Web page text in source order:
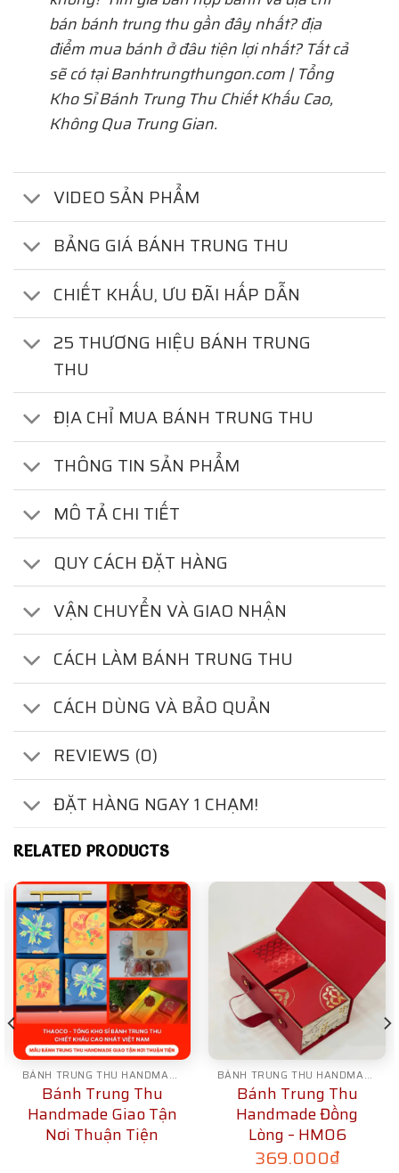
bán bánh trung thu gần đây nhất? địa
điểm mua bánh ở đâu tiện lợi nhất? Tất cả
sẽ có tại Banhtrungthungon.com | Tổng
Kho Sỉ Bánh Trung Thu Chiết Khấu Cao,
Không Qua Trung Gian.
VIDEO SẢN PHẨM
BẢNG GIÁ BÁNH TRUNG THU
CHIẾT KHẤU, ƯU ĐÃI HẤP DẪN
25 THƯƠNG HIỆU BÁNH TRUNG
THU
ĐỊA CHỈ MUA BÁNH TRUNG THU
THÔNG TIN SẢN PHẨM
MÔ TẢ CHI TIẾT
QUY CÁCH ĐẶT HÀNG
VẬN CHUYỂN VÀ GIAO NHẬN
CÁCH LÀM BÁNH TRUNG THU
CÁCH DÙNG VÀ BẢO QUẢN
REVIEWS (0)
ĐẶT HÀNG NGAY 1 CHẠM!
RELATED PRODUCTS
BÁNH TRUNG THU HANDMADE
Bánh Trung Thu
Handmade Giao Tận
Nơi Thuận Tiện
BÁNH TRUNG THU HANDMADE
Bánh Trung Thu
Handmade Đồng
Lòng – HM06
369.000₫